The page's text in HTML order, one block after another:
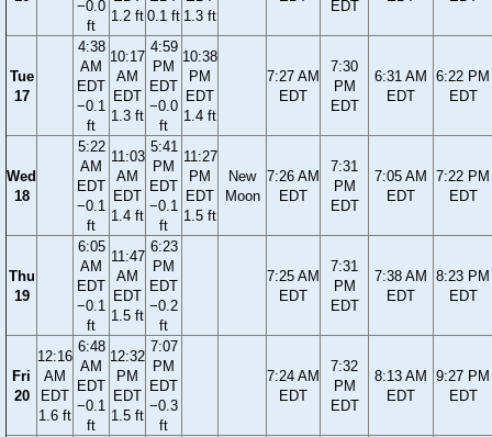
−0.0
ft
1.2 ft 0.1 ft 1.3 ft
EDT
Tue
17
4:38
AM
EDT
−0.1
ft
10:17
AM
EDT
1.3 ft
4:59
PM
EDT
−0.0
ft
10:38
PM
EDT
1.4 ft
7:27 AM
EDT
7:30
PM
EDT
6:31 AM
EDT
6:22 PM
EDT
Wed
18
5:22
AM
EDT
−0.1
ft
11:03
AM
EDT
1.4 ft
5:41
PM
EDT
−0.1
ft
11:27
PM
EDT
1.5 ft
New
Moon
7:26 AM
EDT
7:31
PM
EDT
7:05 AM
EDT
7:22 PM
EDT
Thu
19
6:05
AM
EDT
−0.1
ft
11:47
AM
EDT
1.5 ft
6:23
PM
EDT
−0.2
ft
7:25 AM
EDT
7:31
PM
EDT
7:38 AM
EDT
8:23 PM
EDT
Fri
20
12:16
AM
EDT
1.6 ft
6:48
AM
EDT
−0.1
ft
12:32
PM
EDT
1.5 ft
7:07
PM
EDT
−0.3
ft
7:24 AM
EDT
7:32
PM
EDT
8:13 AM
EDT
9:27 PM
EDT